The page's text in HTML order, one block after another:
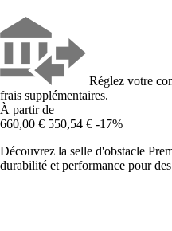
Réglez votre
frais supplémentaires.
À partir de
660,00 € 550,54 € -17%
Découvrez la selle d'obstacle
durabilité et performance pour